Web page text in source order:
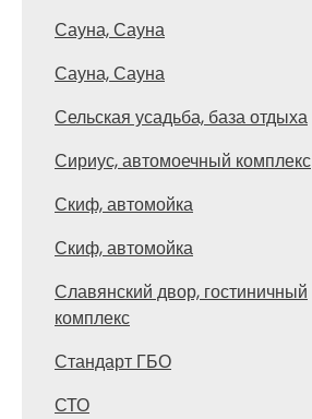
Сауна, Сауна
Сауна, Сауна
Сельская усадьба, база отдыха
Сириус, автомоечный комплекс
Скиф, автомойка
Скиф, автомойка
Славянский двор, гостиничный
комплекс
Стандарт ГБО
СТО